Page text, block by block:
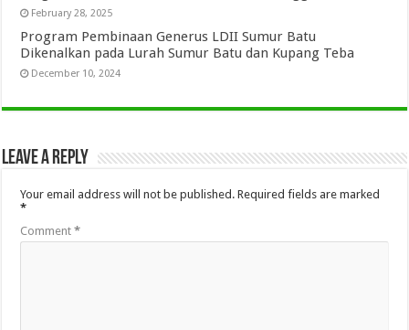
February 28, 2025
Program Pembinaan Generus LDII Sumur Batu
Dikenalkan pada Lurah Sumur Batu dan Kupang Teba
December 10, 2024
Leave a Reply
Your email address will not be published. Required fields are marked
*
Comment*